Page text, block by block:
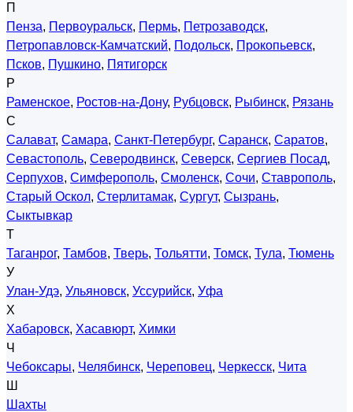
П
Пенза, Первоуральск, Пермь, Петрозаводск,
Петропавловск-Камчатский, Подольск, Прокопьевск,
Псков, Пушкино, Пятигорск
Р
Раменское, Ростов-на-Дону, Рубцовск, Рыбинск, Рязань
С
Салават, Самара, Санкт-Петербург, Саранск, Саратов,
Севастополь, Северодвинск, Северск, Сергиев Посад,
Серпухов, Симферополь, Смоленск, Сочи, Ставрополь,
Старый Оскол, Стерлитамак, Сургут, Сызрань,
Сыктывкар
Т
Таганрог, Тамбов, Тверь, Тольятти, Томск, Тула, Тюмень
У
Улан-Удэ, Ульяновск, Уссурийск, Уфа
Х
Хабаровск, Хасавюрт, Химки
Ч
Чебоксары, Челябинск, Череповец, Черкесск, Чита
Ш
Шахты